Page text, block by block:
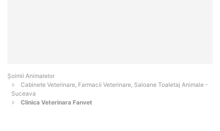
Şoimii Animalelor
Cabinete Veterinare, Farmacii Veterinare, Saloane Toaletaj Animale -
Suceava
Clinica Veterinara Fanvet